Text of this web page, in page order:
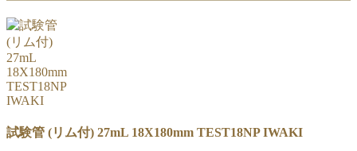
IWAKI 試験管 25mL (リム付) 18X165mm TEST18-165NP
試験管 (リム付) 27mL 18X180mm TEST18NP IWAKI